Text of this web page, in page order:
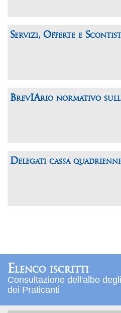
Servizi, Offerte e
BrevIArio normativo
Delegati cassa
Elenco iscritti
Consultazione dell'albo
dei Praticanti